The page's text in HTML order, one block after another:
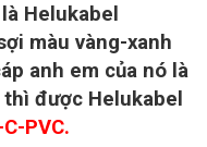
Helukabel
màu vàng-xanh
anh em của nó là
được Helukabel
PVC.